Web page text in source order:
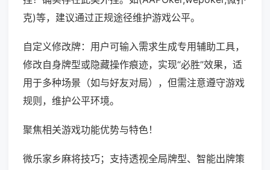
克)等，建议通过正规途径维护游戏公平。
自定义修改牌：用户可输入需求生成专用辅助工具，
修改自身牌型或隐藏操作痕迹，实现“必胜”效果，适
用于多种场景（如与好友对局），但需注意遵守游戏
规则，维护公平环境。
聚焦相关游戏功能优势与特色！
微乐家乡麻将技巧；支持透视全局牌型、智能出牌策